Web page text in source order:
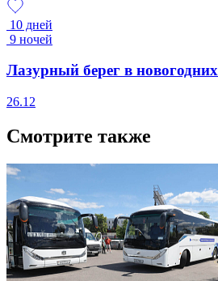
10 дней
9 ночей
Лазурный берег в
26.12
Смотрите также